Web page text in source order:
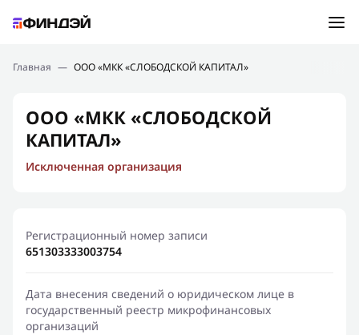
Подбор займа
Новости
Финансовое просвещение
Главная — ООО «МКК «СЛОБОДСКОЙ КАПИТАЛ»
ООО «МКК «СЛОБОДСКОЙ
КАПИТАЛ»
Исключенная организация
Регистрационный номер записи
651303333003754
Дата внесения сведений о юридическом лице в
государственный реестр микрофинансовых
организаций
Ошибка:Контактная форма не найдена.
Спасибо, что написали нам
Мы свяжемся с Вами в ближайшее время и сообщим
результат
Отправить новый запрос